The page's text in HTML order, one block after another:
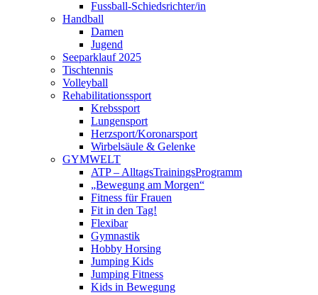
Fussball-Schiedsrichter/in
Handball
Damen
Jugend
Seeparklauf 2025
Tischtennis
Volleyball
Rehabilitationssport
Krebssport
Lungensport
Herzsport/Koronarsport
Wirbelsäule & Gelenke
GYMWELT
ATP – AlltagsTrainingsProgramm
„Bewegung am Morgen“
Fitness für Frauen
Fit in den Tag!
Flexibar
Gymnastik
Hobby Horsing
Jumping Kids
Jumping Fitness
Kids in Bewegung